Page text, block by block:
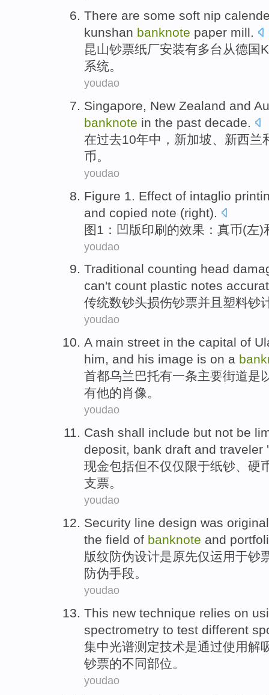
There are some soft nip
kunshan banknote paper mill.
昆山钞票纸厂安装有多台 从德国
系统。
youdao
Singapore, New Zealand and
banknote in the past decade.
在过去10年中 ， 新加坡、 新西兰
币。
youdao
Figure 1 Effect of intaglio
and copied note (right).
图 1 ： 凹版印刷 的效果 ： 真币(左)
youdao
Traditional counting head
can't count plastic notes
传统数钞头损伤钞票并且 塑料钞
youdao
A main street in the capital of
him, and his image is on a
首都乌兰巴托有一条主要街道是
有他的肖像。
youdao
Cash shall include but not be
deposit, bank draft and traveler
现金包括但不仅仅限于纸钞、 硬
支票。
youdao
Security line design was
the field of banknote and
版纹防伪设计是原先仅运用于钞
防伪手段。
youdao
This new technique relies on
spectrometry to test different
集中光谱测定技术是通过使用解
钞票的不同部位 。
youdao